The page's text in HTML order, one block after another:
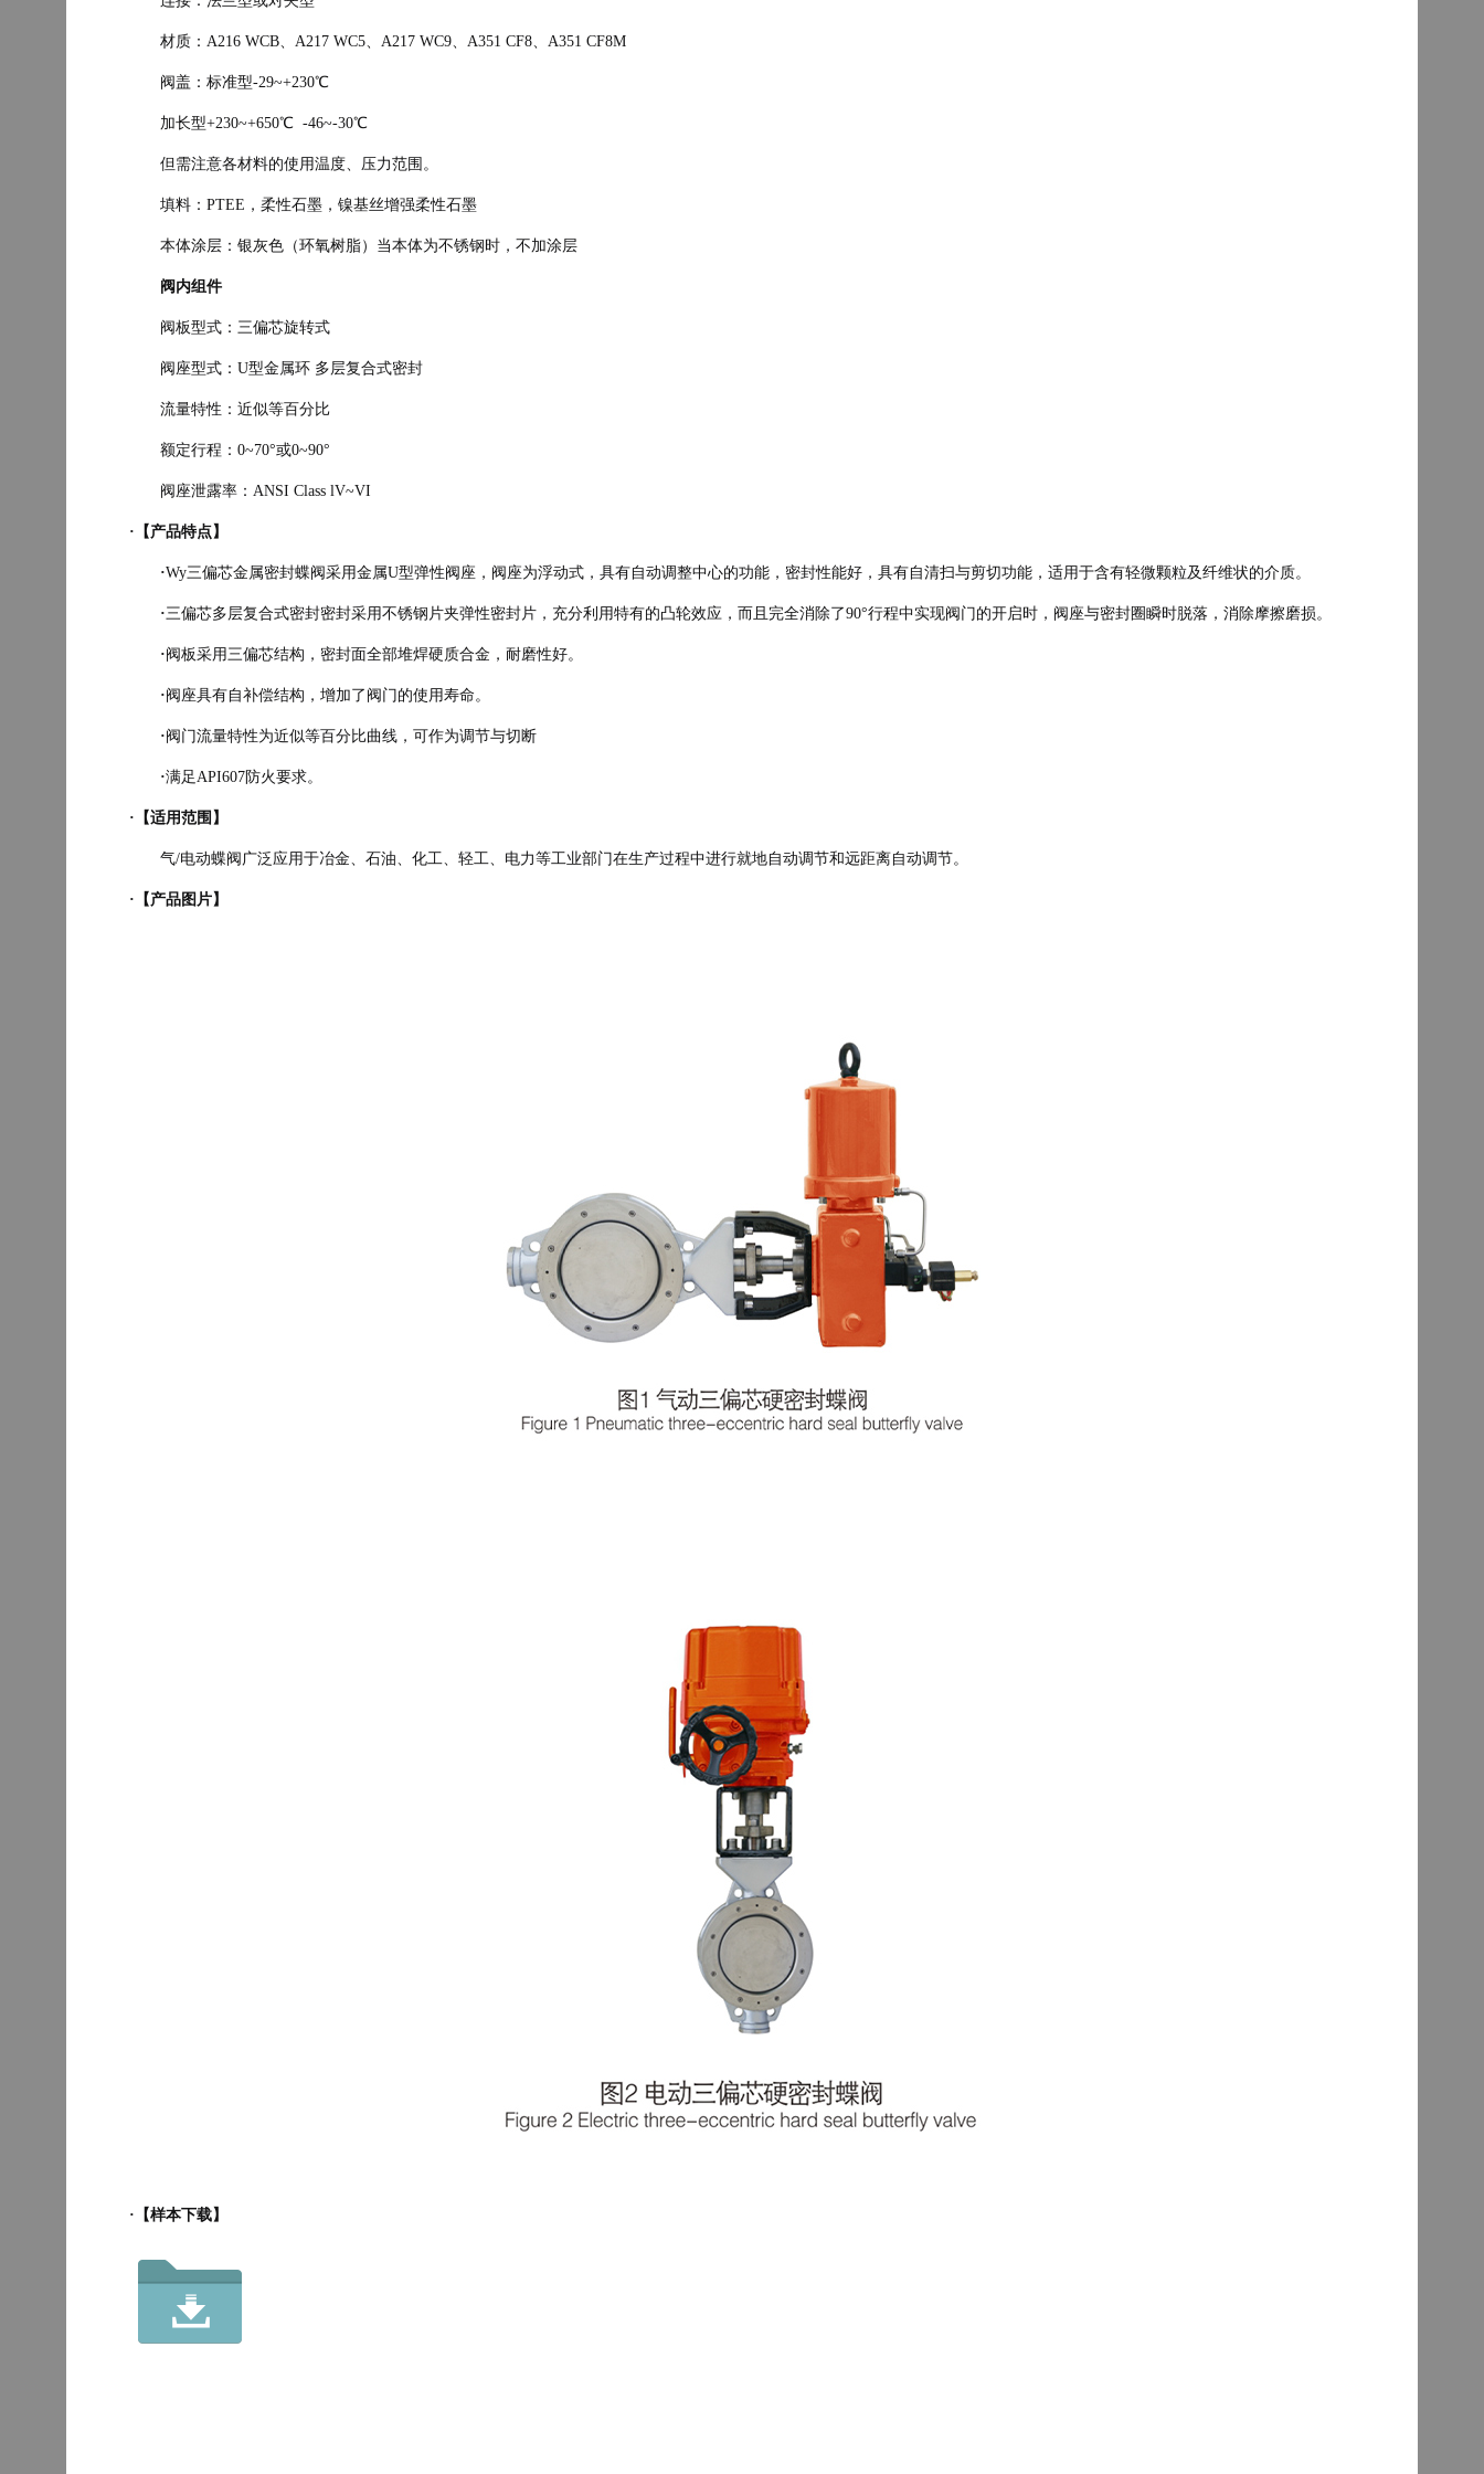
材质：A216 WCB、A217 WC5、A217 WC9、A351 CF8、A351 CF8M
阀盖：标准型-29~+230℃
加长型+230~+650℃ -46~-30℃
但需注意各材料的使用温度、压力范围。
填料：PTEE，柔性石墨，镍基丝增强柔性石墨
本体涂层：银灰色（环氧树脂）当本体为不锈钢时，不加涂层
阀内组件
阀板型式：三偏芯旋转式
阀座型式：U型金属环 多层复合式密封
流量特性：近似等百分比
额定行程：0~70°或0~90°
阀座泄露率：ANSI Class lV~VI
·【产品特点】
·Wy三偏芯金属密封蝶阀采用金属U型弹性阀座，阀座为浮动式，具有自动调整中心的功能，密封性能好，具有自清扫与剪切功能，适用于含有轻微颗粒及纤维状的介质。
·三偏芯多层复合式密封密封采用不锈钢片夹弹性密封片，充分利用特有的凸轮效应，而且完全消除了90°行程中实现阀门的开启时，阀座与密封圈瞬时脱落，消除摩擦磨损。
·阀板采用三偏芯结构，密封面全部堆焊硬质合金，耐磨性好。
·阀座具有自补偿结构，增加了阀门的使用寿命。
·阀门流量特性为近似等百分比曲线，可作为调节与切断
·满足API607防火要求。
·【适用范围】
气/电动蝶阀广泛应用于冶金、石油、化工、轻工、电力等工业部门在生产过程中进行就地自动调节和远距离自动调节。
·【产品图片】
·【样本下载】